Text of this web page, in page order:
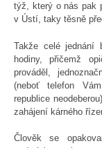
týž, který o nás pak
v Ústí, taky těsně
Takže celé jednání
hodiny, přičemž
prováděl,
(neboť telefon
republice
zahájení kárného
Člověk se